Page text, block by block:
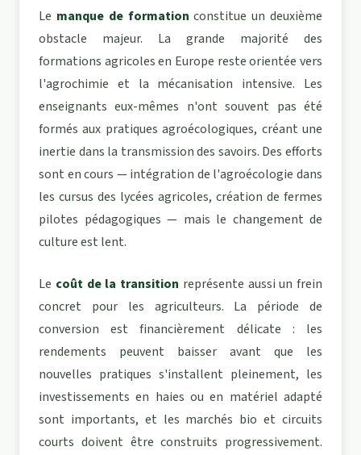
Le manque de formation constitue un deuxième
obstacle majeur. La grande majorité des
formations agricoles en Europe reste orientée vers
l'agrochimie et la mécanisation intensive. Les
enseignants eux-mêmes n'ont souvent pas été
formés aux pratiques agroécologiques, créant une
inertie dans la transmission des savoirs. Des efforts
sont en cours — intégration de l'agroécologie dans
les cursus des lycées agricoles, création de fermes
pilotes pédagogiques — mais le changement de
culture est lent.
Le coût de la transition représente aussi un frein
concret pour les agriculteurs. La période de
conversion est financièrement délicate : les
rendements peuvent baisser avant que les
nouvelles pratiques s'installent pleinement, les
investissements en haies ou en matériel adapté
sont importants, et les marchés bio et circuits
courts doivent être construits progressivement.